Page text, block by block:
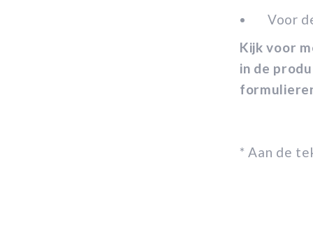
Voor
Kijk voor
in de
* Aan de